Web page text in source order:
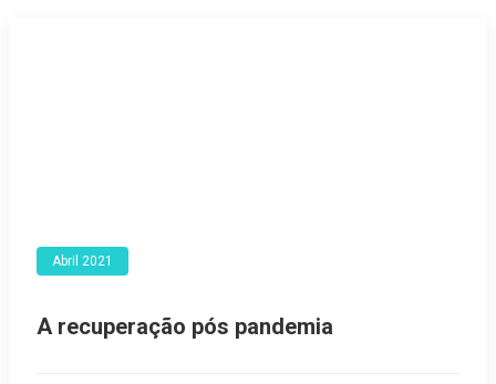
Abril 2021
A recuperação pós pandemia